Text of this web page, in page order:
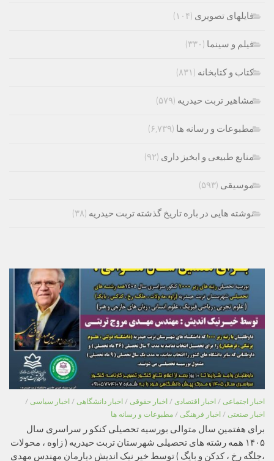
فایلهای تصویری (۱۰۴)
فیلم و سینما (۳۳۰)
کتاب و کتابخانه (۸۳۱)
مشاهیر تربت حیدریه (۵۷۹)
مطبوعات و رسانه ها (۶,۷۳۹)
منابع طبیعی و ابخیز داری (۹۲)
موسیقی (۵۹۳)
نوشته هایی در باره تاریخ گذشته تربت حیدریه (۳۸)
اخبار اجتماعی / اخبار اقتصادی / اخبار حقوقی / اخبار دانشگاهی / اخبار سیاسی /
اخبار صنعتی / اخبار فرهنگی / مطبوعات و رسانه ها
برای هفتمین سال متوالی بورسیه تحصیلی کنکو ر سراسری سال
۱۴۰۵ همه رشته های تحصیلی شهرستان تربت حیدریه ( زاوه ، محولات
،جلگه رخ ، کدکن و بایگ ) توسط خیر نیک اندیش دیارمان مهندس مهدی